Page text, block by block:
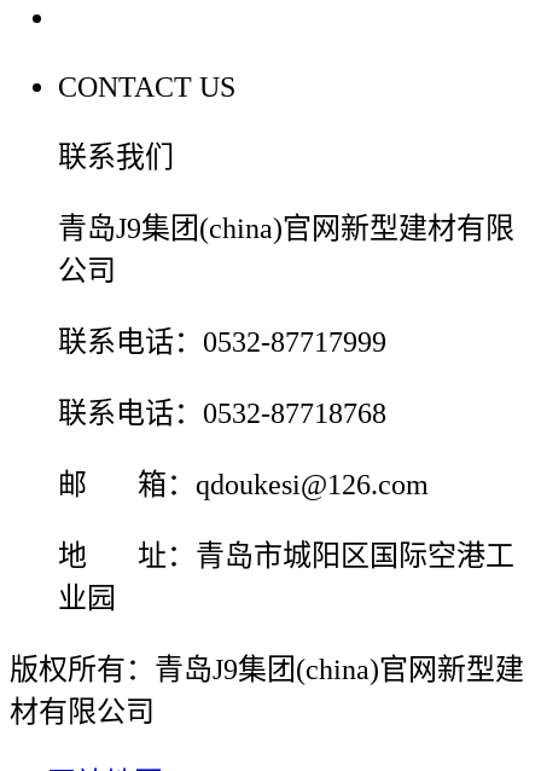
CONTACT US
联系我们
青岛J9集团(china)官网新型建材有限
公司
联系电话：0532-87717999
联系电话：0532-87718768
邮 箱：qdoukesi@126.com
地 址：青岛市城阳区国际空港工
业园
版权所有：青岛J9集团(china)官网新型建
材有限公司